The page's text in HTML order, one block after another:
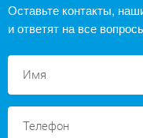
Оставьте контакты,
и ответят на все